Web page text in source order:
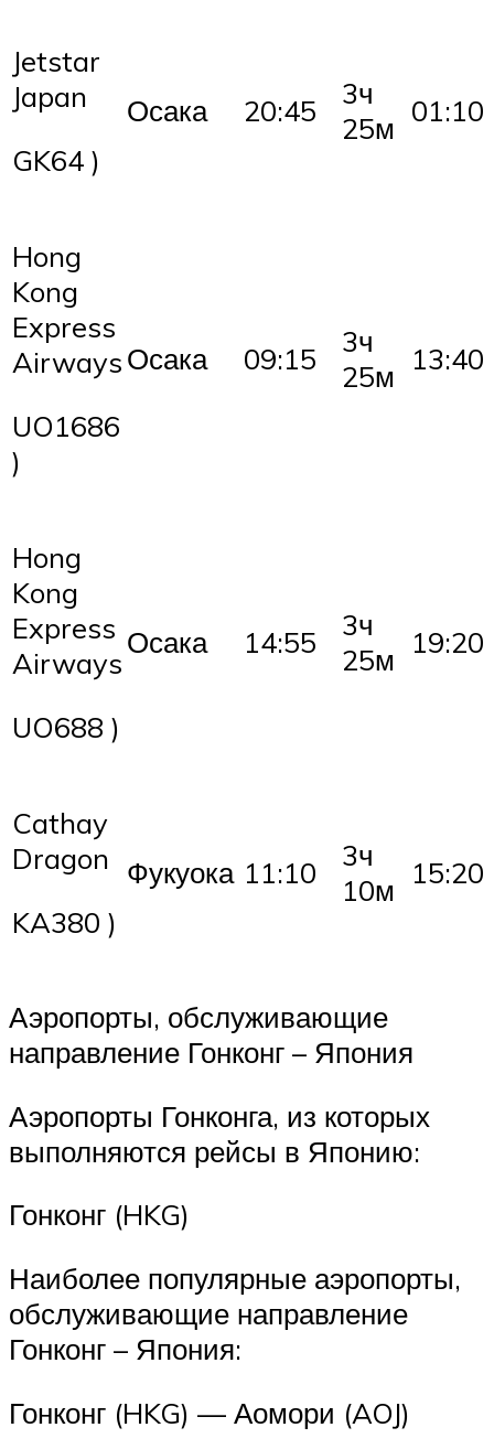
Jetstar
Japan
GK64 )
Осака 20:45
3ч
25м 01:10
Hong
Kong
Express
Airways
UO1686
)
Осака 09:15
3ч
25м
13:40
Hong
Kong
Express
Airways
UO688 )
Осака 14:55
3ч
25м
19:20
Cathay
Dragon
KA380 )
Фукуока 11:10
3ч
10м
15:20
Аэропорты, обслуживающие
направление Гонконг – Япония
Аэропорты Гонконга, из которых
выполняются рейсы в Японию:
Гонконг (HKG)
Наиболее популярные аэропорты,
обслуживающие направление
Гонконг – Япония:
Гонконг (HKG) — Аомори (AOJ)